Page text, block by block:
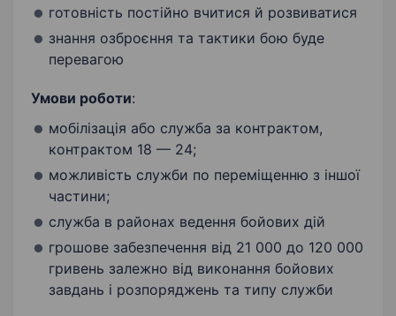
готовність постійно вчитися й розвиватися
знання озброєння та тактики бою буде
перевагою
Умови роботи:
мобілізація або служба за контрактом,
контрактом 18 — 24;
можливість служби по переміщенню з іншої
частини;
служба в районах ведення бойових дій
грошове забезпечення від 21 000 до 120 000
гривень залежно від виконання бойових
завдань і розпоряджень та типу служби